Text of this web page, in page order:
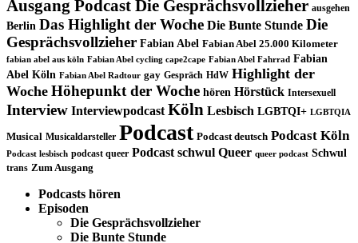
Ausgang Podcast Die Gesprächsvollzieher ausgehen
Berlin Das Highlight der Woche Die Bunte Stunde Die
Gesprächsvollzieher Fabian Abel Fabian Abel 25.000 Kilometer
fabian abel aus köln Fabian Abel cycling cape2cape Fabian Abel Fahrrad Fabian
Abel Köln Fabian Abel Radtour gay Gespräch HdW Highlight der
Woche Höhepunkt der Woche hören Hörstück Intersexuell
Interview Interviewpodcast Köln Lesbisch LGBTQI+ LGBTQIA
Musical Musicaldarsteller Podcast Podcast deutsch Podcast Köln
Podcast lesbisch podcast queer Podcast schwul Queer queer podcast Schwul
trans Zum Ausgang
Podcasts hören
Episoden
Die Gesprächsvollzieher
Die Bunte Stunde